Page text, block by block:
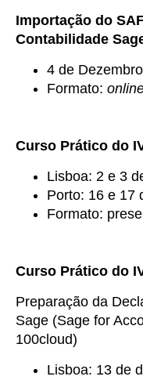
Importação do
Contabilidade
4 de Dezembro
Formato:
Curso Prático do
Lisboa: 2 e 3
Porto: 16 e 17
Formato:
Curso Prático do
Preparação da
Sage (Sage for
100cloud)
Lisboa: 13 de